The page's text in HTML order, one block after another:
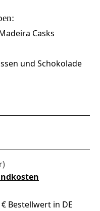
Casks
und Schokolade
Bestellwert in DE